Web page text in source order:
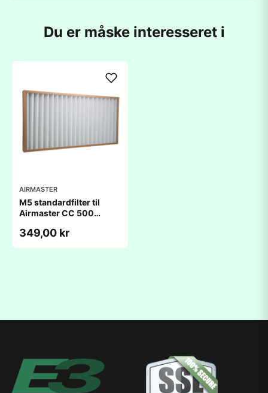
Du er måske interesseret i
AIRMASTER
M5 standardfilter til
Airmaster CC 500
(560x284x47mm)
349,00 kr